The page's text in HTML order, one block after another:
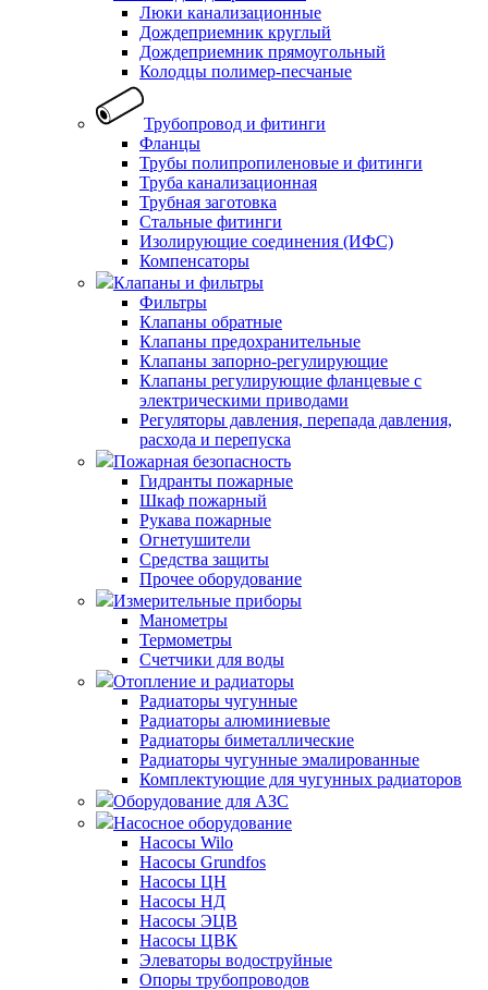
Люки канализационные
Дождеприемник круглый
Дождеприемник прямоугольный
Колодцы полимер-песчаные
Трубопровод и фитинги
Фланцы
Трубы полипропиленовые и фитинги
Труба канализационная
Трубная заготовка
Стальные фитинги
Изолирующие соединения (ИФС)
Компенсаторы
Клапаны и фильтры
Фильтры
Клапаны обратные
Клапаны предохранительные
Клапаны запорно-регулирующие
Клапаны регулирующие фланцевые с
электрическими приводами
Регуляторы давления, перепада давления,
расхода и перепуска
Пожарная безопасность
Гидранты пожарные
Шкаф пожарный
Рукава пожарные
Огнетушители
Средства защиты
Прочее оборудование
Измерительные приборы
Манометры
Термометры
Счетчики для воды
Отопление и радиаторы
Радиаторы чугунные
Радиаторы алюминиевые
Радиаторы биметаллические
Радиаторы чугунные эмалированные
Комплектующие для чугунных радиаторов
Оборудование для АЗС
Насосное оборудование
Насосы Wilo
Насосы Grundfos
Насосы ЦН
Насосы НД
Насосы ЭЦВ
Насосы ЦВК
Элеваторы водоструйные
Опоры трубопроводов